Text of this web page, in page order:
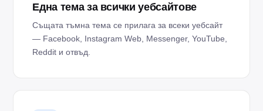
Една тема за всички уебсайтове
Същата тъмна тема се прилага за всеки уебсайт
— Facebook, Instagram Web, Messenger, YouTube,
Reddit и отвъд.